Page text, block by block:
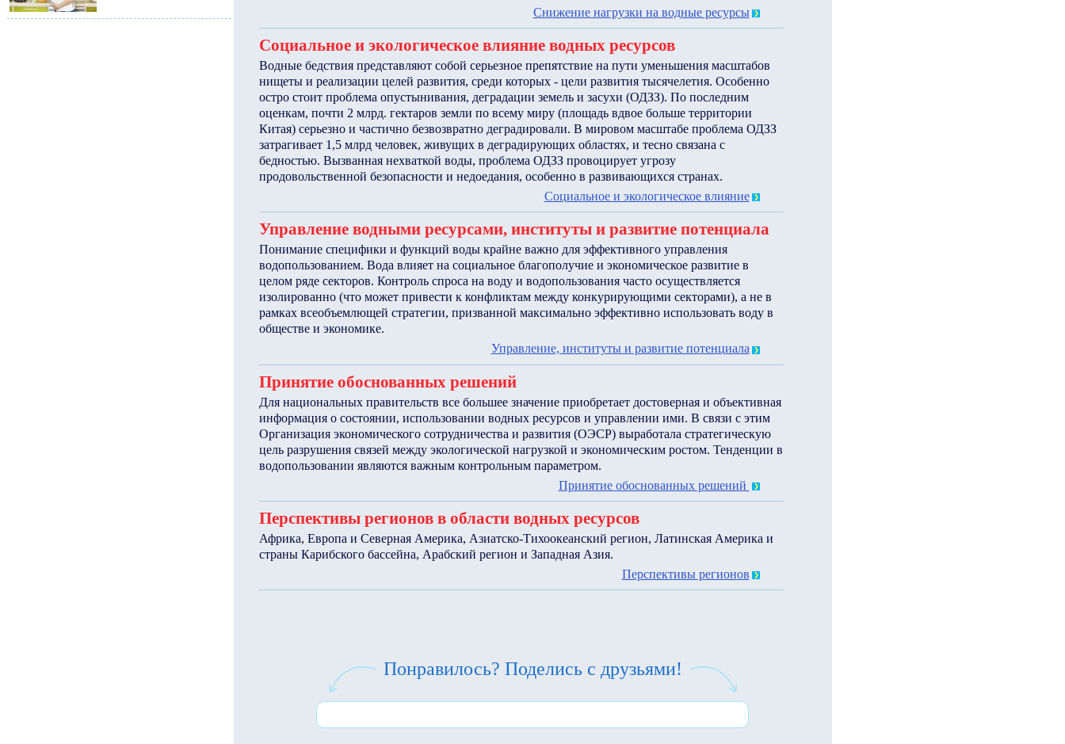
Снижение нагрузки на водные ресурсы
Социальное и экологическое влияние водных ресурсов
Водные бедствия представляют собой серьезное препятствие на пути уменьшения масштабов
нищеты и реализации целей развития, среди которых - цели развития тысячелетия. Особенно
остро стоит проблема опустынивания, деградации земель и засухи (ОДЗЗ). По последним
оценкам, почти 2 млрд. гектаров земли по всему миру (площадь вдвое больше территории
Китая) серьезно и частично безвозвратно деградировали. В мировом масштабе проблема ОДЗЗ
затрагивает 1,5 млрд человек, живущих в деградирующих областях, и тесно связана с
бедностью. Вызванная нехваткой воды, проблема ОДЗЗ провоцирует угрозу
продовольственной безопасности и недоедания, особенно в развивающихся странах.
Социальное и экологическое влияние
Управление водными ресурсами, институты и развитие потенциала
Понимание специфики и функций воды крайне важно для эффективного управления
водопользованием. Вода влияет на социальное благополучие и экономическое развитие в
целом ряде секторов. Контроль спроса на воду и водопользования часто осуществляется
изолированно (что может привести к конфликтам между конкурирующими секторами), а не в
рамках всеобъемлющей стратегии, призванной максимально эффективно использовать воду в
обществе и экономике.
Управление, институты и развитие потенциала
Принятие обоснованных решений
Для национальных правительств все большее значение приобретает достоверная и объективная
информация о состоянии, использовании водных ресурсов и управлении ими. В связи с этим
Организация экономического сотрудничества и развития (ОЭСР) выработала стратегическую
цель разрушения связей между экологической нагрузкой и экономическим ростом. Тенденции в
водопользовании являются важным контрольным параметром.
Принятие обоснованных решений
Перспективы регионов в области водных ресурсов
Африка, Европа и Северная Америка, Азиатско-Тихоокеанский регион, Латинская Америка и
страны Карибского бассейна, Арабский регион и Западная Азия.
Перспективы регионов
Понравилось? Поделись с друзьями!